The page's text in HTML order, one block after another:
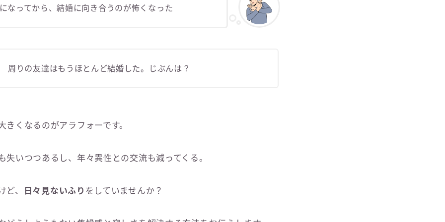
なってから、結婚に向き合うのが怖くなった
周りの友達はもうほとんど結婚した。じぶんは？
きくなるのがアラフォーです。
失いつつあるし、年々異性との交流も減ってくる。
ど、 日々見ないふり をしていませんか？